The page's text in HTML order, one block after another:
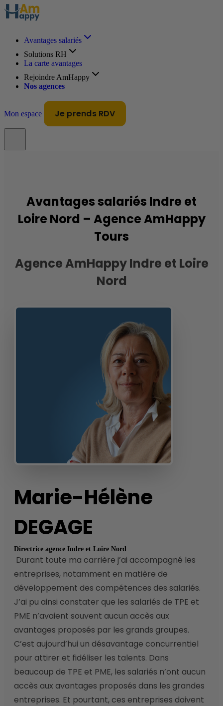
Avantages salariés
Solutions RH
La carte avantages
Rejoindre AmHappy
Nos agences
Mon espace Je prends RDV
Avantages salariés Indre et
Loire Nord – Agence AmHappy
Tours
Agence AmHappy Indre et Loire
Nord
Marie-Hélène
DEGAGE
Directrice agence Indre et Loire Nord
entreprises, notamment en matière de
développement des compétences des salariés.
J’ai pu ainsi constater que les salariés de TPE et
PME n’avaient souvent aucun accès aux
avantages proposés par les grands groupes.
C’est aujourd’hui un désavantage concurrentiel
pour attirer et fidéliser les talents. Dans
beaucoup de TPE et PME, les salariés n’ont aucun
accès aux avantages proposés dans les grandes
entreprises. Et pourtant, ces entreprises doivent